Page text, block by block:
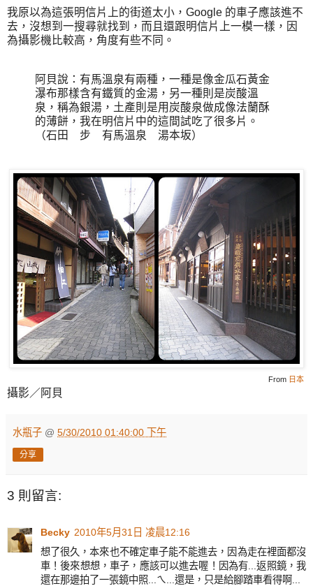
我原以為這張明信片上的街道太小，Google 的車子應該進不
去，沒想到一搜尋就找到，而且還跟明信片上一模一樣，因
為攝影機比較高，角度有些不同。
阿貝說：有馬溫泉有兩種，一種是像金瓜石黃金
瀑布那樣含有鐵質的金湯，另一種則是炭酸溫
泉，稱為銀湯，土產則是用炭酸泉做成像法蘭酥
的薄餅，我在明信片中的這間試吃了很多片。
（石田 步 有馬溫泉 湯本坂）
From 日本
攝影／阿貝
水瓶子 @ 5/30/2010 01:40:00 下午
分享
3 則留言:
Becky 2010年5月31日 凌晨12:16
想了很久，本來也不確定車子能不能進去，因為走在裡面都沒
車！後來想想，車子，應該可以進去喔！因為有...返照鏡，我
還在那邊拍了一張鏡中照...ㄟ...還是，只是給腳踏車看得啊...